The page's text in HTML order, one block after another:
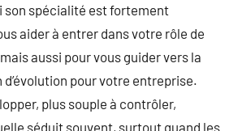
son spécialité est fortement
aider à entrer dans votre rôle de
aussi pour vous guider vers la
pour votre entreprise.
plus souple à contrôler,
séduit souvent, surtout quand les